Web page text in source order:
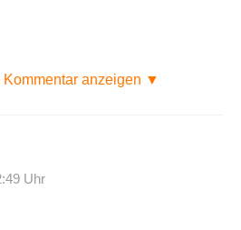
Kommentar anzeigen ▼
Uhr